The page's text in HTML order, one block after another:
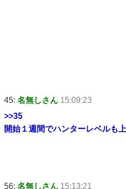
45: 名無しさん 15:09:23
>>35
開始１週間でハンターレベルも
56: 名無しさん 15:13:21